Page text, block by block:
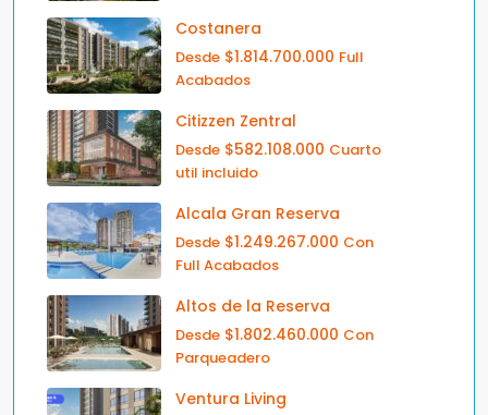
Costanera
Desde $1.814.700.000 Full
Acabados
Citizzen Zentral
Desde $582.108.000 Cuarto
util incluido
Alcala Gran Reserva
Desde $1.249.267.000 Con
Full Acabados
Altos de la Reserva
Desde $1.802.460.000 Con
Parqueadero
Ventura Living